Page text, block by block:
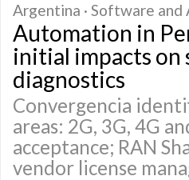
Argentina · Software and
Automation in
initial impacts on
diagnostics
Convergencia
areas: 2G, 3G, 4G
acceptance; RAN
vendor license